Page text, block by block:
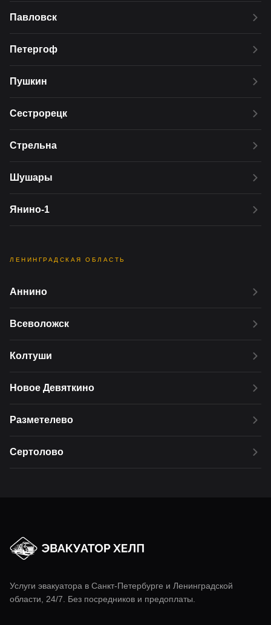
Павловск
Петергоф
Пушкин
Сестрорецк
Стрельна
Шушары
Янино-1
ЛЕНИНГРАДСКАЯ ОБЛАСТЬ
Аннино
Всеволожск
Колтуши
Новое Девяткино
Разметелево
Сертолово
Услуги эвакуатора в Санкт-Петербурге и Ленинградской
области, 24/7. Без посредников и предоплаты.